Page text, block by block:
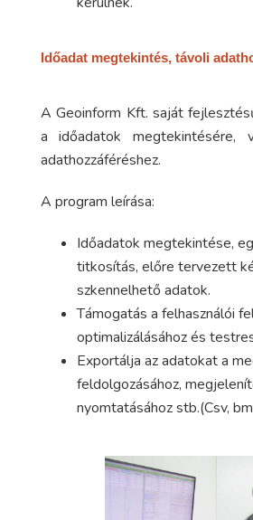
Időadat megtekintés, távoli
A Geoinform Kft. saját
a időadatok megtekintésére,
adathozzáféréshez.
A program leírása:
Időadatok megtekintése,
titkosítás, előre tervezett
szkennelhető adatok.
Támogatás a felhasználói
optimalizálásához és
Exportálja az adatokat a
feldolgozásához,
nyomtatásához stb.(Csv,